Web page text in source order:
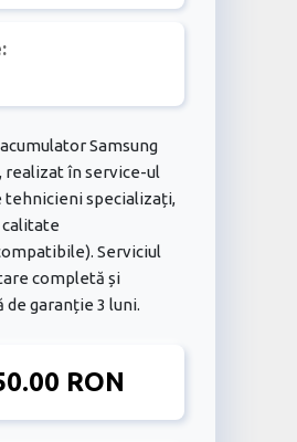
Samsung
realizat în service-ul
tehnicieni specializați,
calitate
Serviciul
completă și
de garanție 3 luni.
RON